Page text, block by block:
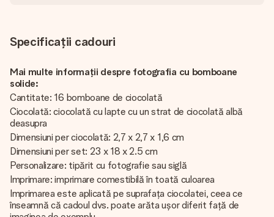
Specificații cadouri
Mai multe informații despre fotografia cu bomboane
solide:
Cantitate: 16 bomboane de ciocolată
Ciocolată: ciocolată cu lapte cu un strat de ciocolată albă
deasupra
Dimensiuni per ciocolată: 2,7 x 2,7 x 1,6 cm
Dimensiuni per set: 23 x 18 x 2.5 cm
Personalizare: tipărit cu fotografie sau siglă
Imprimare: imprimare comestibilă în toată culoarea
Imprimarea este aplicată pe suprafața ciocolatei, ceea ce
înseamnă că cadoul dvs. poate arăta ușor diferit față de